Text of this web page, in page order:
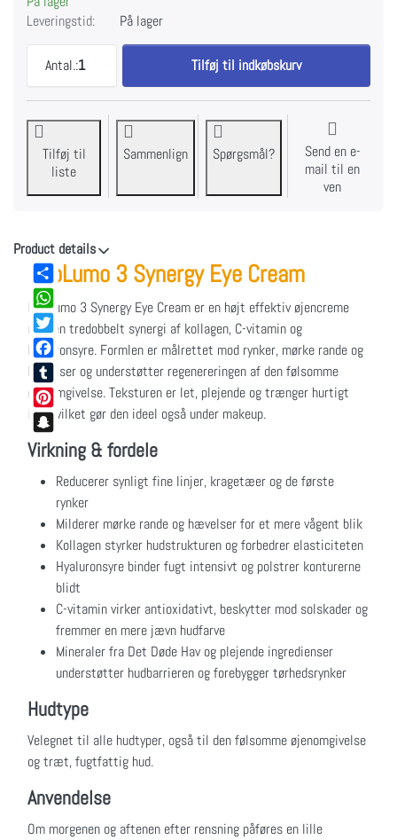
Leveringstid:
På lager
Antal.:1
NeoLumo 3 Synergy øjencreme til EUR 99,95,
Tilføj til indkøbskurv
Tilføj til
liste
Sammenlign Spørgsmål?
Send en e-
mail til en
ven
Share
WhatsApp
Twitter
Facebook
Tumblr
Pinterest
Snapchat
Product details
NeoLumo 3 Synergy Eye Cream
NeoLumo 3 Synergy Eye Cream er en højt effektiv øjencreme
med en tredobbelt synergi af kollagen, C-vitamin og
hyaluronsyre. Formlen er målrettet mod rynker, mørke rande og
hævelser og understøtter regenereringen af den følsomme
øjenomgivelse. Teksturen er let, plejende og trænger hurtigt
ind, hvilket gør den ideel også under makeup.
Virkning & fordele
Reducerer synligt fine linjer, kragetæer og de første
rynker
Milderer mørke rande og hævelser for et mere vågent blik
Kollagen styrker hudstrukturen og forbedrer elasticiteten
Hyaluronsyre binder fugt intensivt og polstrer konturerne
blidt
C-vitamin virker antioxidativt, beskytter mod solskader og
fremmer en mere jævn hudfarve
Mineraler fra Det Døde Hav og plejende ingredienser
understøtter hudbarrieren og forebygger tørhedsrynker
Hudtype
Velegnet til alle hudtyper, også til den følsomme øjenomgivelse
og træt, fugtfattig hud.
Anvendelse
Om morgenen og aftenen efter rensning påføres en lille